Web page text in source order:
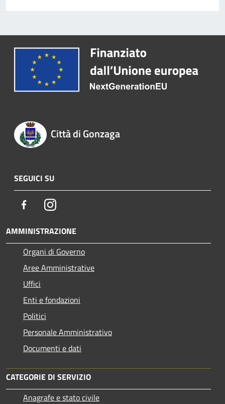
Città di Gonzaga
SEGUICI SU
FacebookInstagram
AMMINISTRAZIONE
Organi di Governo
Aree Amministrative
Uffici
Enti e fondazioni
Politici
Personale Amministrativo
Documenti e dati
CATEGORIE DI SERVIZIO
Anagrafe e stato civile